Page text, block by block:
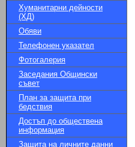
Хуманитарни дейности
(ХД)
Обяви
Телефонен указател
Фотогалерия
Заседания Общински
съвет
План за защита при
бедствия
Достъп до обществена
информация
Защита на личните данни